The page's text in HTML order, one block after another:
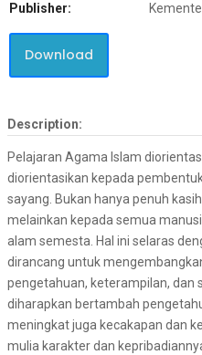
Publisher:
Download
Description:
Pelajaran Agama Islam
diorientasikan kepada
sayang. Bukan hanya penuh
melainkan kepada semua
alam semesta. Hal ini selaras
dirancang untuk
pengetahuan, keterampilan, dan
diharapkan bertambah
meningkat juga kecakapan dan
mulia karakter dan